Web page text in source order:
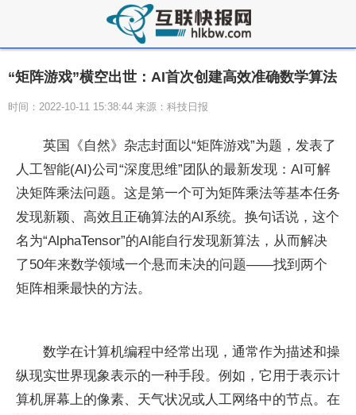
“矩阵游戏”横空出世：AI首次创建高效准确数学算法
时间：2022-10-11 15:38:44 来源：科技日报
英国《自然》杂志封面以“矩阵游戏”为题，发表了
人工智能(AI)公司“深度思维”团队的最新发现：AI可解
决矩阵乘法问题。这是第一个可为矩阵乘法等基本任务
发现新颖、高效且正确算法的AI系统。换句话说，这个
名为“AlphaTensor”的AI能自行发现新算法，从而解决
了50年来数学领域一个悬而未决的问题——找到两个
矩阵相乘最快的方法。
数学在计算机编程中经常出现，通常作为描述和操
纵现实世界现象表示的一种手段。例如，它用于表示计
算机屏幕上的像素、天气状况或人工网络中的节点。在